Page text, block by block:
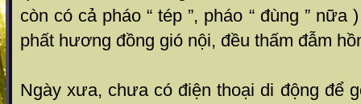
còn có cả pháo “ tép ”, pháo “ đùng ”
phất hương đồng gió nội, đều thấm đẫm
Ngày xưa, chưa có điện thoại di động để